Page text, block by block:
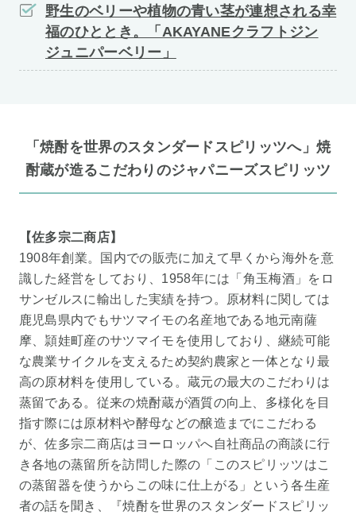
野生のベリーや植物の青い茎が連想される幸
福のひととき。「AKAYANEクラフトジン
ジュニパーベリー」
「焼酎を世界のスタンダードスピリッツへ」焼
酎蔵が造るこだわりのジャパニーズスピリッツ
【佐多宗二商店】
1908年創業。国内での販売に加えて早くから海外を意
識した経営をしており、1958年には「角玉梅酒」をロ
サンゼルスに輸出した実績を持つ。原材料に関しては
鹿児島県内でもサツマイモの名産地である地元南薩
摩、頴娃町産のサツマイモを使用しており、継続可能
な農業サイクルを支えるため契約農家と一体となり最
高の原材料を使用している。蔵元の最大のこだわりは
蒸留である。従来の焼酎蔵が酒質の向上、多様化を目
指す際には原材料や酵母などの醸造までにこだわる
が、佐多宗二商店はヨーロッパへ自社商品の商談に行
き各地の蒸留所を訪問した際の「このスピリッツはこ
の蒸留器を使うからこの味に仕上がる」という各生産
者の話を聞き、『焼酎を世界のスタンダードスピリッ